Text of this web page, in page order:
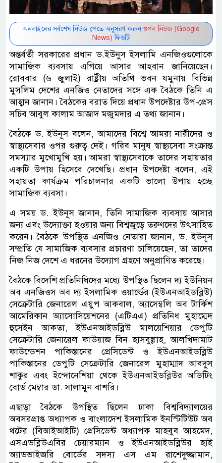
অনলাইনের সর্বশেষ নিউজ পেতে অনুসরণ করুন গুগল নিউজ (Google
News) ফিডটি
অন্তর্বর্তী সরকারের প্রধান ড.ইউনুস ইসলামি এনজিওগুলোকে
সামাজিক ব্যবসায় এগিয়ে আসার আহবান জানিয়েছেন।
রোববার (৬ জুলাই) রাষ্ট্রীয় অতিথি ভবন যমুনায় বিভিন্ন
মুসলিম দেশের এনজিও নেতাদের সঙ্গে এক বৈঠকে তিনি এ
আহ্বান জানান। বৈঠকের বরাত দিয়ে প্রধান উপদেষ্টার উপ-প্রেস
সচিব আবুল কালাম আজাদ মজুমদার এ তথ্য জানান।
বৈঠকে ড. ইউনূস বলেন, আমাদের বিশ্বে আমরা নারীদের ও
স্বাস্থ্যসেবার ওপর গুরুত্ব দেই। গরিব মানুষ স্বাস্থ্যসেবা সংক্রান্ত
সমস্যার মুখোমুখি হয়। আমরা স্বাস্থ্যসেবাকে তাদের সহায়তার
একটি উপায় হিসেবে দেখেছি। প্রধান উপদেষ্টা বলেন, এই
সহায়তা কার্যক্রম পরিচালনার একটি ভালো উপায় হচ্ছে
সামাজিক ব্যবসা।
এ সময় ড. ইউনূস জানান, তিনি সামাজিক ব্যবসায় আসার
জন্য এবং উদ্যোক্তা হওয়ার জন্য বিশ্বজুড়ে তরুণদের উৎসাহিত
করেন। বৈঠকে উপস্থিত এনজিও নেতারা জানান, ড. ইউনূস
সম্প্রতি যে সামাজিক ব্যবসার প্রচারণা চালিয়েছেন, তা তাদের
নিজ নিজ দেশে এ ধরনের উদ্যোগ গ্রহণে অনুপ্রাণিত করেছে।
বৈঠকে বিদেশি প্রতিনিধিদের মধ্যে উপস্থিত ছিলেন দ্য ইউনিয়ন
অব এনজিওস অব দ্য ইসলামিক ওয়ার্ল্ডের (ইউএনআইডব্লিউ)
সেক্রেটারি জেনারেল এয়ুপ আকবাল, অ্যাসেম্বলি অব টার্কিশ
আমেরিকান অ্যাসোসিয়েশনের (এটিএএ) প্রতিনিধ মুহাম্মেদ
হুসেইন আকতা, ইউএনআইডব্লিউ মালয়েশিয়ার ডেপুটি
সেক্রেটারি জেনারেল ফাউয়াজ বিন হাসবুল্লাহ, আলখিদামাট
ফাউন্ডেশন পাকিস্তানের প্রেসিডেন্ট ও ইউএনআইডব্লিউ
পাকিস্তানের ডেপুটি সেক্রেটারি জেনারেল মুহাম্মাদ আবদুস
শাকুর এবং ইন্দোনেশিয়া থেকে ইউএনআইডব্লিউর অডিটিং
বোর্ড মেম্বার ডা. সালামুন বাশরি।
এছাড়া বৈঠকে উপস্থিত ছিলেন ঢাকা বিশ্ববিদ্যালয়ের
অবসরপ্রাপ্ত অধ্যাপক ও বাংলাদেশ ইসলামিক ইনস্টিটিউট অব
থটের (বিআইআইটি) প্রেসিডেন্ট অধ্যাপক মাহবুব আহমেদ,
এসএডব্লিউএবির চেয়ারম্যান ও ইউএনআইডব্লিউর হাই
অ্যাডভাইজরি বোর্ডের সদস্য এস এম রাশেদুজ্জামান,